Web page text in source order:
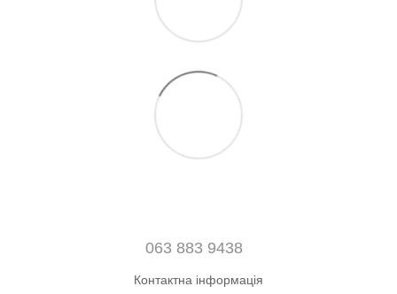
063 883 9438
Контактна інформація